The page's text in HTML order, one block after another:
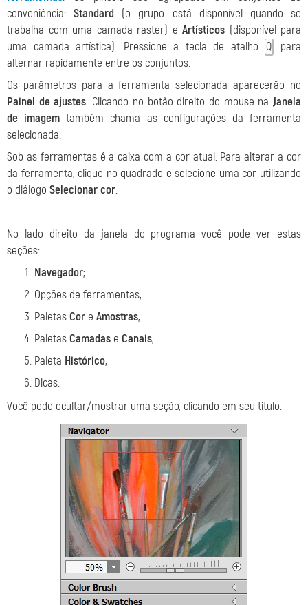
conveniência:Standard (o grupo está disponível quando se
trabalha com uma camada raster) e Artísticos (disponível para
uma camada artística). Pressione a tecla de atalho
Q
para
alternar rapidamente entre os conjuntos.
Os parâmetros para a ferramenta selecionada aparecerão no
Painel de ajustes. Clicando no botão direito do mouse na Janela
de imagem também chama as configurações da ferramenta
selecionada.
Sob as ferramentas é a caixa com a cor atual. Para alterar a cor
da ferramenta, clique no quadrado e selecione uma cor utilizando
o diálogo Selecionar cor.
No lado direito da janela do programa você pode ver estas
seções:
Navegador;
Opções de ferramentas;
PaletasCor e Amostras;
PaletasCamadas e Canais;
Paleta Histórico;
Dicas.
Você pode ocultar/mostrar uma seção, clicando em seu título.